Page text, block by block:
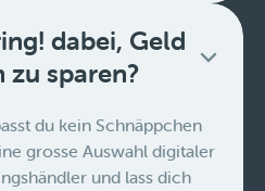
dabei, Geld
zu sparen?
du kein Schnäppchen
grosse Auswahl digitaler
und lass dich